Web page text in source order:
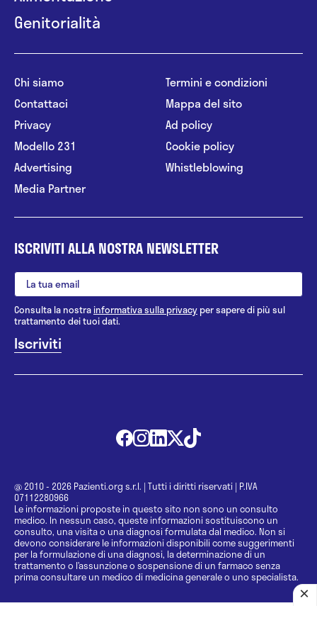
Genitorialità
Chi siamo
Contattaci
Privacy
Modello 231
Advertising
Media Partner
Termini e condizioni
Mappa del sito
Ad policy
Cookie policy
Whistleblowing
ISCRIVITI ALLA NOSTRA NEWSLETTER
Consulta la nostrainformativa sulla privacy per sapere di più sul
trattamento dei tuoi dati.
@ 2010 - 2026 Pazienti.org s.r.l. | Tutti i diritti riservati | P.IVA
07112280966
Le informazioni proposte in questo sito non sono un consulto
medico. In nessun caso, queste informazioni sostituiscono un
consulto, una visita o una diagnosi formulata dal medico. Non si
devono considerare le informazioni disponibili come suggerimenti
per la formulazione di una diagnosi, la determinazione di un
trattamento o l’assunzione o sospensione di un farmaco senza
prima consultare un medico di medicina generale o uno specialista.